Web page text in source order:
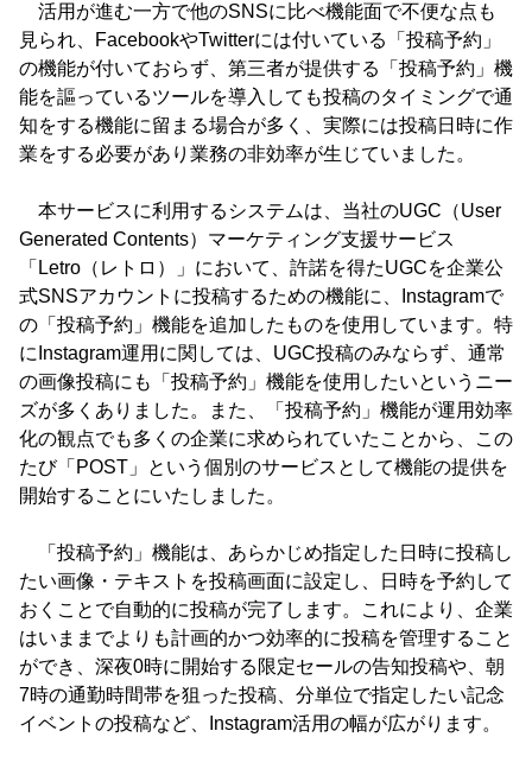
活用が進む一方で他のSNSに比べ機能面で不便な点も
見られ、FacebookやTwitterには付いている「投稿予約」
の機能が付いておらず、第三者が提供する「投稿予約」機
能を謳っているツールを導入しても投稿のタイミングで通
知をする機能に留まる場合が多く、実際には投稿日時に作
業をする必要があり業務の非効率が生じていました。
本サービスに利用するシステムは、当社のUGC（User
Generated Contents）マーケティング支援サービス
「Letro（レトロ）」において、許諾を得たUGCを企業公
式SNSアカウントに投稿するための機能に、Instagramで
の「投稿予約」機能を追加したものを使用しています。特
にInstagram運用に関しては、UGC投稿のみならず、通常
の画像投稿にも「投稿予約」機能を使用したいというニー
ズが多くありました。また、「投稿予約」機能が運用効率
化の観点でも多くの企業に求められていたことから、この
たび「POST」という個別のサービスとして機能の提供を
開始することにいたしました。
「投稿予約」機能は、あらかじめ指定した日時に投稿し
たい画像・テキストを投稿画面に設定し、日時を予約して
おくことで自動的に投稿が完了します。これにより、企業
はいままでよりも計画的かつ効率的に投稿を管理すること
ができ、深夜0時に開始する限定セールの告知投稿や、朝
7時の通勤時間帯を狙った投稿、分単位で指定したい記念
イベントの投稿など、Instagram活用の幅が広がります。